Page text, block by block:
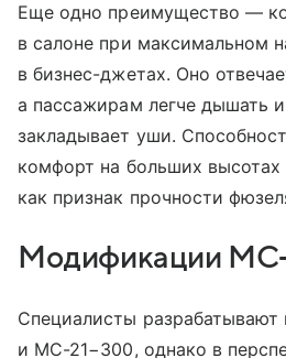
Еще одно преимущество —
в салоне при максимальном
в бизнес-джетах. Оно
а пассажирам легче дышать
закладывает уши.
комфорт на больших
как признак прочности
Модификации МС-
Специалисты
и МС-21−300, однако в